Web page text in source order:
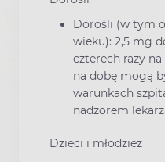
Dorośli (w tym
wieku): 2,5 mg
czterech razy
na dobę mogą
warunkach
nadzorem
Dzieci i młodzież